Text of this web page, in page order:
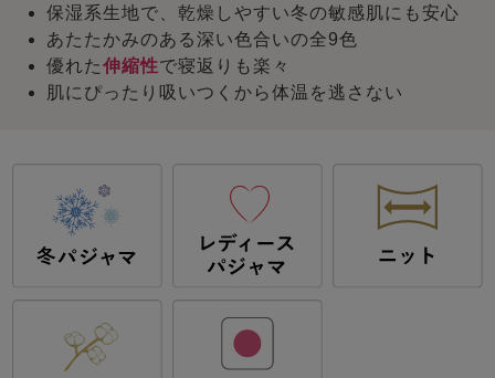
保湿系生地で、乾燥しやすい冬の敏感肌にも安心
あたたかみのある深い色合いの全9色
優れた伸縮性で寝返りも楽々
肌にぴったり吸いつくから体温を逃さない